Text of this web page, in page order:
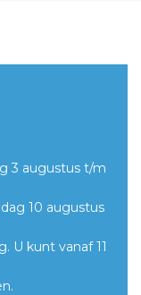
3 augustus t/m
10 augustus
U kunt vanaf 11